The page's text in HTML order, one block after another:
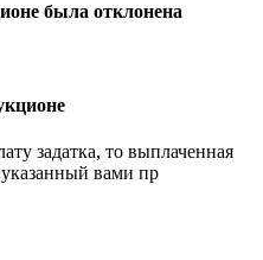
была отклонена
задатка, то выплаченная
вами пр